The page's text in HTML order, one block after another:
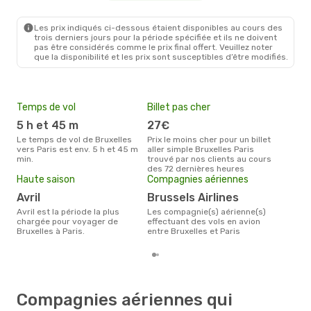
Les prix indiqués ci-dessous étaient disponibles au cours des
trois derniers jours pour la période spécifiée et ils ne doivent
pas être considérés comme le prix final offert. Veuillez noter
que la disponibilité et les prix sont susceptibles d’être modifiés.
Temps de vol
5 h et 45 m
Le temps de vol de Bruxelles
vers Paris est env. 5 h et 45 m
min.
Billet pas cher
27€
Prix le moins cher pour un billet
aller simple Bruxelles Paris
trouvé par nos clients au cours
des 72 dernières heures
Haute saison
avril
avril est la période la plus
chargée pour voyager de
Bruxelles à Paris.
Compagnies aériennes
Brussels Airlines
Les compagnie(s) aérienne(s)
effectuant des vols en avion
entre Bruxelles et Paris
Compagnies aériennes qui